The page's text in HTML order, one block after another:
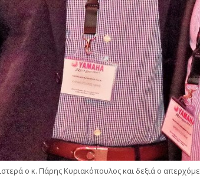
ο κ. Πάρης Κυριακόπουλος και δεξιά ο